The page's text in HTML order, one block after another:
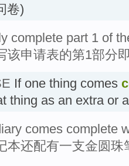
卷)
complete part 1 of
该申请表的第1部分
If one thing comes
thing as an extra or
comes complete
本还配有一支金圆珠